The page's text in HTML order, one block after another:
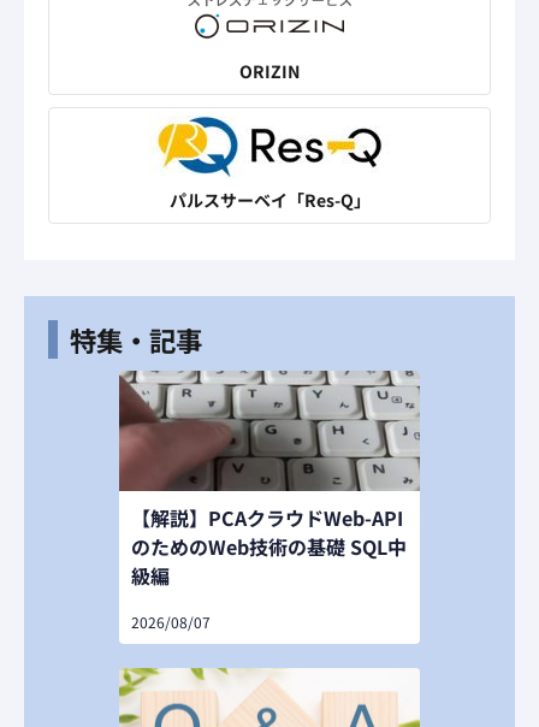
ORIZIN
パルスサーベイ「Res-Q」
特集・記事
【解説】PCAクラウドWeb-API
のためのWeb技術の基礎 SQL中
級編
2026/08/07